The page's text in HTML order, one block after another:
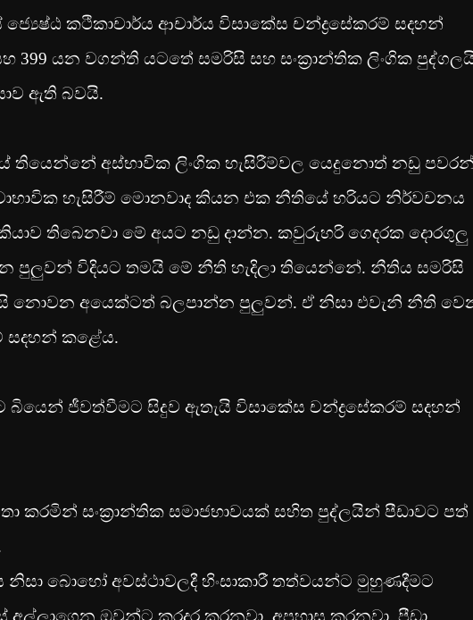
කථිකාචාර්ය ආචාර්ය විසාකේස චන්ද්‍රසේකරම් සදහන්
399 යන වගන්ති යටතේ සමරිසි සහ සංක‍්‍රාන්තික ලිංගික
ඇති බවයි.
තියෙන්නේ අස්භාවික ලිංගික හැසිරීම්වල යෙදුනොත් නඩු
හැසිරීම් මොනවාද කියන එක නීතියේ හරියට නිර්වචනය
තිබෙනවා මේ අයට නඩු දාන්න. කවුරුහරි ගෙදරක දොරගුලු
පුලුවන් විදියට තමයි මේ නීති හැදිලා තියෙන්නේ. නීතිය සමරිසි
නොවන අයෙක්ටත් බලපාන්න පුලුවන්. ඒ නිසා එවැනි නීති
සදහන් කළේය.
ජීවත්වීමට සිදුව ඇතැයි විසාකේස චන්ද්‍රසේකරම් සදහන්
කරමින් සංක‍්‍රාන්තික සමාජභාවයක් සහිත පුද්ලයින් පීඩාවට පත්
නිසා බොහෝ අවස්ථාවලදී හිංසාකාරී තත්වයන්ට මුහුණදීමට
ඔවුන්ට කරදර කරනවා. අපහාස කරනවා. පීඩා